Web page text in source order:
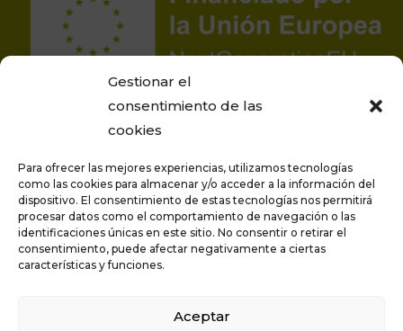
Gestionar el
consentimiento de las
cookies
Para ofrecer las mejores experiencias, utilizamos tecnologías
como las cookies para almacenar y/o acceder a la información del
dispositivo. El consentimiento de estas tecnologías nos permitirá
procesar datos como el comportamiento de navegación o las
identificaciones únicas en este sitio. No consentir o retirar el
consentimiento, puede afectar negativamente a ciertas
características y funciones.
Aceptar
Proyecto financiado por la Unión Europea –
NextGenerationEU
Privacidad